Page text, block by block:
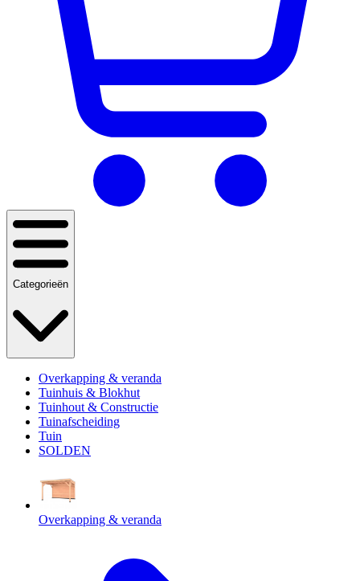
Categorieën
Overkapping & veranda
Tuinhuis & Blokhut
Tuinhout & Constructie
Tuinafscheiding
Tuin
SOLDEN
Overkapping & veranda